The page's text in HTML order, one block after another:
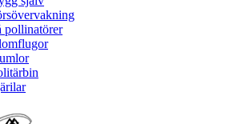
pollinatörer